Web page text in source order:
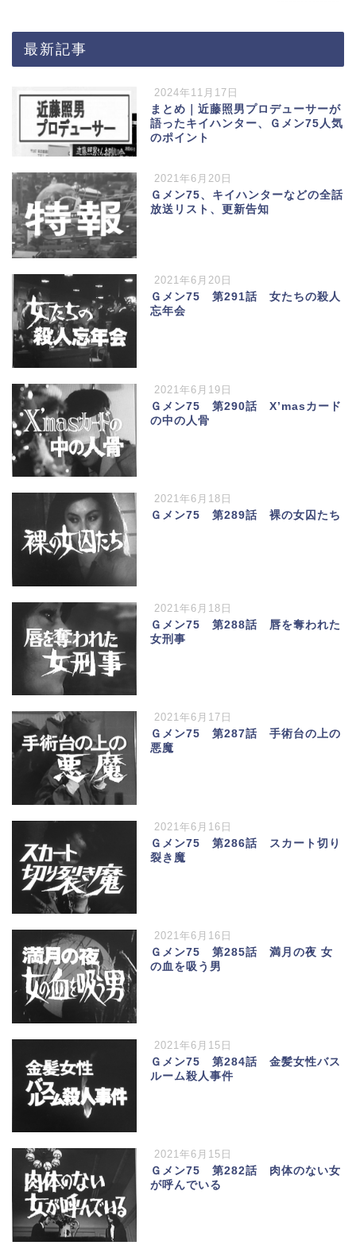
最新記事
2024年11月17日
まとめ｜近藤照男プロデューサーが
語ったキイハンター、Ｇメン75人気
のポイント
2021年6月20日
Ｇメン75、キイハンターなどの全話
放送リスト、更新告知
2021年6月20日
Ｇメン75 第291話 女たちの殺人
忘年会
2021年6月19日
Ｇメン75 第290話 X’masカード
の中の人骨
2021年6月18日
Ｇメン75 第289話 裸の女囚たち
2021年6月18日
Ｇメン75 第288話 唇を奪われた
女刑事
2021年6月17日
Ｇメン75 第287話 手術台の上の
悪魔
2021年6月16日
Ｇメン75 第286話 スカート切り
裂き魔
2021年6月16日
Ｇメン75 第285話 満月の夜 女
の血を吸う男
2021年6月15日
Ｇメン75 第284話 金髪女性バス
ルーム殺人事件
2021年6月15日
Ｇメン75 第282話 肉体のない女
が呼んでいる